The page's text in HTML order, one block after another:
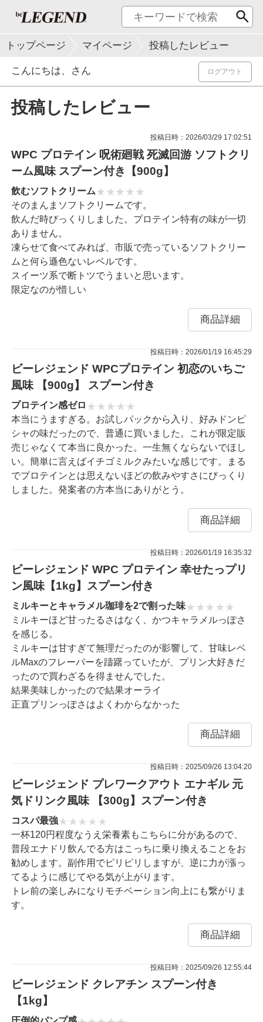
トップページ マイページ 投稿したレビュー
こんにちは、 さん ログアウト
投稿したレビュー
投稿日時：2026/03/29 17:02:51
WPC プロテイン 呪術廻戦 死滅回游 ソフトクリ
ーム風味 スプーン付き【900g】
飲むソフトクリーム
そのまんまソフトクリームです。
飲んだ時びっくりしました。プロテイン特有の味が一切
ありません。
凍らせて食べてみれば、市販で売っているソフトクリー
ムと何ら遜色ないレベルです。
スイーツ系で断トツでうまいと思います。
限定なのが惜しい
商品詳細
投稿日時：2026/01/19 16:45:29
ビーレジェンド WPCプロテイン 初恋のいちご
風味 【900g】 スプーン付き
プロテイン感ゼロ
本当にうますぎる。お試しパックから入り、好みドンピ
シャの味だったので、普通に買いました。これが限定販
売じゃなくて本当に良かった。一生無くならないでほし
い。簡単に言えばイチゴミルクみたいな感じです。まる
でプロテインとは思えないほどの飲みやすさにびっくり
しました。発案者の方本当にありがとう。
商品詳細
投稿日時：2026/01/19 16:35:32
ビーレジェンド WPC プロテイン 幸せたっプリ
ン風味【1kg】スプーン付き
ミルキーとキャラメル珈琲を2で割った味
ミルキーほど甘ったるさはなく、かつキャラメルっぽさ
を感じる。
ミルキーは甘すぎて無理だったのが影響して、甘味レベ
ルMaxのフレーバーを躊躇っていたが、プリン大好きだ
ったので買わざるを得ませんでした。
結果美味しかったので結果オーライ
正直プリンっぽさはよくわからなかった
商品詳細
投稿日時：2025/09/26 13:04:20
ビーレジェンド プレワークアウト エナギル 元
気ドリンク風味 【300g】スプーン付き
コスパ最強
一杯120円程度なうえ栄養素もこちらに分があるので、
普段エナドリ飲んでる方はこっちに乗り換えることをお
勧めします。副作用でピリピリしますが、逆に力が漲っ
てるように感じてやる気が上がります。
トレ前の楽しみになりモチベーション向上にも繋がりま
す。
商品詳細
投稿日時：2025/09/26 12:55:44
ビーレジェンド クレアチン スプーン付き
【1kg】